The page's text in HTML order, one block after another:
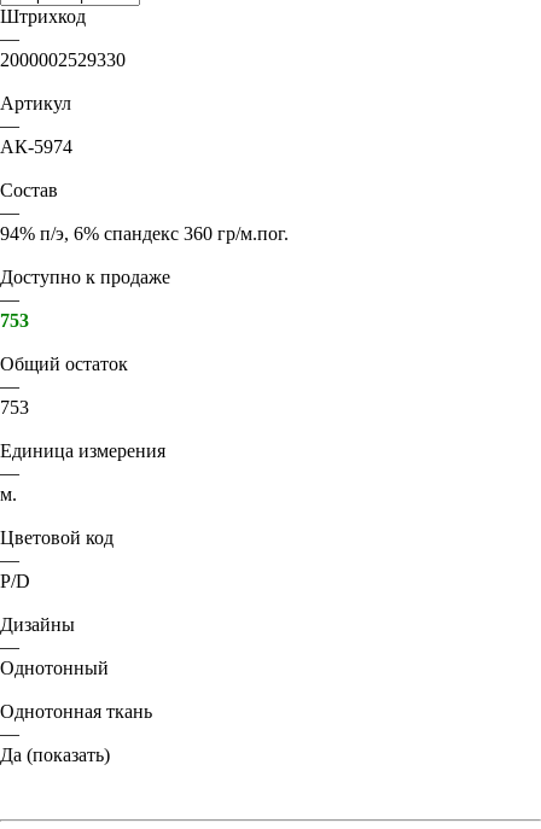
Штрихкод
—
2000002529330
Артикул
—
АК-5974
Состав
—
94% п/э, 6% спандекс 360 гр/м.пог.
Доступно к продаже
—
753
Общий остаток
—
753
Единица измерения
—
м.
Цветовой код
—
P/D
Дизайны
—
Однотонный
Однотонная ткань
—
Да (показать)